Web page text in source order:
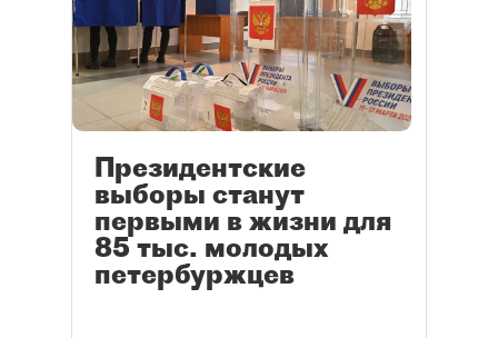
Президентские
выборы станут
первыми в жизни для
85 тыс. молодых
петербуржцев